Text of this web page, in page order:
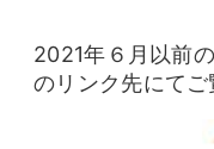
2021年６月以前
のリンク先にてご